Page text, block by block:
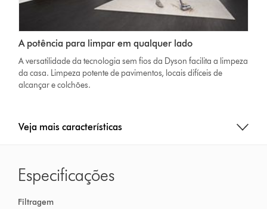
A potência para limpar em qualquer lado
A versatilidade da tecnologia sem fios da Dyson facilita a limpeza
da casa. Limpeza potente de pavimentos, locais difíceis de
alcançar e colchões.
Veja mais características
Especificações
Filtragem